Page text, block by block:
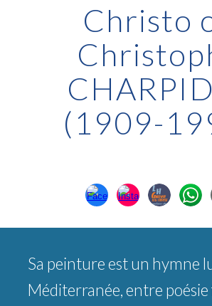
Christo
(1909-
Sa peintureest un hymne
Méditerranée, entre